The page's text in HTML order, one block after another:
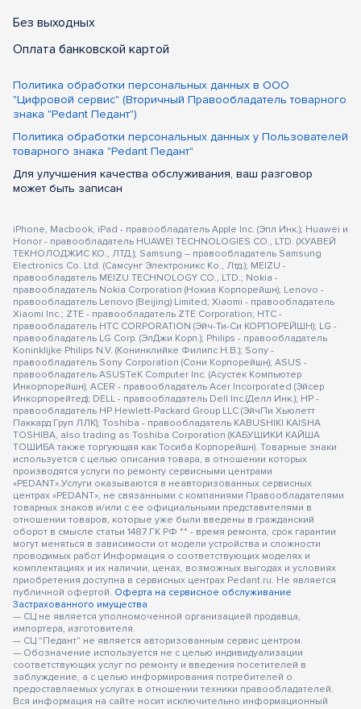
Без выходных
Оплата банковской картой
Политика обработки персональных данных в ООО
"Цифровой сервис" (Вторичный Правообладатель товарного
знака "Pedant Педант")
Политика обработки персональных данных у Пользователей
товарного знака "Pedant Педант"
Для улучшения качества обслуживания, ваш разговор
может быть записан
iPhone, Macbook, iPad - правообладатель Apple Inc. (Эпл Инк.); Huawei и
Honor - правообладатель HUAWEI TECHNOLOGIES CO., LTD. (ХУАВЕЙ
ТЕКНОЛОДЖИС КО., ЛТД.); Samsung – правообладатель Samsung
Electronics Co. Ltd. (Самсунг Электроникс Ко., Лтд.); MEIZU -
правообладатель MEIZU TECHNOLOGY CO., LTD.; Nokia -
правообладатель Nokia Corporation (Нокиа Корпорейшн); Lenovo -
правообладатель Lenovo (Beijing) Limited; Xiaomi - правообладатель
Xiaomi Inc.; ZTE - правообладатель ZTE Corporation; HTC -
правообладатель HTC CORPORATION (Эйч-Ти-Си КОРПОРЕЙШН); LG -
правообладатель LG Corp. (ЭлДжи Корп.); Philips - правообладатель
Koninklijke Philips N.V. (Конинклийке Филипс Н.В.); Sony -
правообладатель Sony Corporation (Сони Корпорейшн); ASUS -
правообладатель ASUSTeK Computer Inc. (Асустек Компьютер
Инкорпорейшн); ACER - правообладатель Acer Incorporated (Эйсер
Инкорпорейтед); DELL - правообладатель Dell Inc.(Делл Инк.); HP -
правообладатель HP Hewlett-Packard Group LLC (ЭйчПи Хьюлетт
Паккард Груп ЛЛК); Toshiba - правообладатель KABUSHIKI KAISHA
TOSHIBA, also trading as Toshiba Corporation (КАБУШИКИ КАЙША
ТОШИБА также торгующая как Тосиба Корпорейшн). Товарные знаки
используется с целью описания товара, в отношении которых
производятся услуги по ремонту сервисными центрами
«PEDANT».Услуги оказываются в неавторизованных сервисных
центрах «PEDANT», не связанными с компаниями Правообладателями
товарных знаков и/или с ее официальными представителями в
отношении товаров, которые уже были введены в гражданский
оборот в смысле статьи 1487 ГК РФ ** - время ремонта, срок гарантии
могут меняться в зависимости от модели устройства и сложности
проводимых работ Информация о соответствующих моделях и
комплектациях и их наличии, ценах, возможных выгодах и условиях
приобретения доступна в сервисных центрах Pedant.ru. Не является
публичной офертой. Оферта на сервисное обслуживание
Застрахованного имущества
— СЦ не является уполномоченной организацией продавца,
импортера, изготовителя.
— СЦ "Педант" не является авторизованным сервис центром.
— Обозначение используется не с целью индивидуализации
соответствующих услуг по ремонту и введения посетителей в
заблуждение, а с целью информирования потребителей о
предоставляемых услугах в отношении техники правообладателей.
Вся информация на сайте носит исключительно информационный